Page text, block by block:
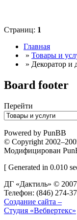
Страниц: 1
Главная
» Товары и
» Декоратор и
Board footer
Перейти
Powered by PunBB
© Copyright
Модифицирован
[ Generated in 0.010
ДГ «Дактиль» ©
Телефон: (846) 274-
Создание сайта –
Студия «Вебвертекс»